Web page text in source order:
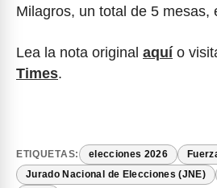
Milagros, un total de 5 mesas,
Lea la nota original aquí o
Times.
ETIQUETAS: elecciones 2026
Jurado Nacional de Elecciones (JNE)